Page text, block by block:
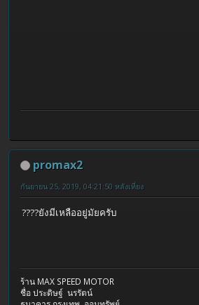
promax2
กันยายน 25, 2019, 04:21:50 หลังเที่ยง
????ยังมีเหลืออยู่มัยครับ
ร้าน MAX SPEED MOTOR
ชื่อ ประดิษฐ์ นรรัตน์